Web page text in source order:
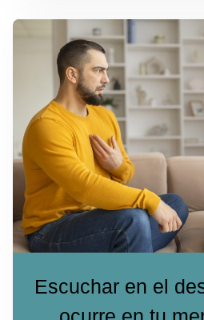
Escuchar en el